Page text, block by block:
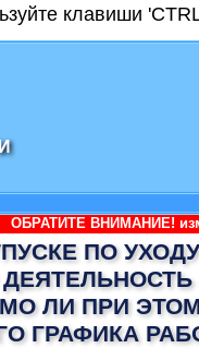
клавиши
изменилось
ПО
ЛИ ПРИ
ГРАФИКА